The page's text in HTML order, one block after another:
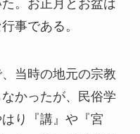
。お正月とお盆は
事である。
当時の地元の宗教
かったが、民俗学
り『講』や『宮